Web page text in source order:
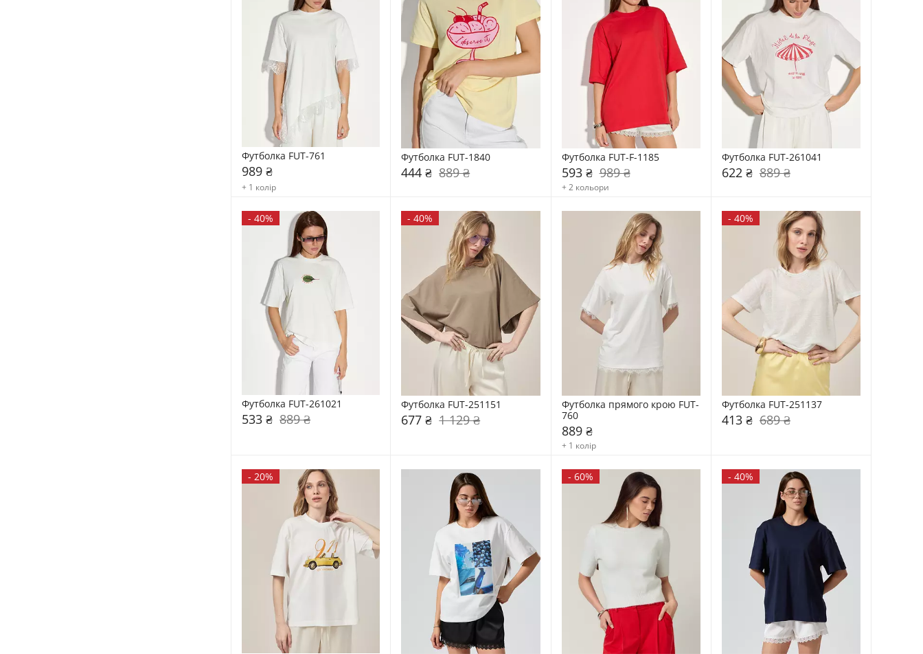
Футболка FUT-761
989 ₴
+ 1 колір
Футболка FUT-1840
444 ₴ 889 ₴
Футболка FUT-F-1185
593 ₴ 989 ₴
+ 2 кольори
Футболка FUT-261041
622 ₴ 889 ₴
- 40%
Футболка FUT-261021
533 ₴ 889 ₴
-40%
Футболка FUT-251151
677 ₴ 1 129 ₴
Футболка прямого крою FUT-
760
889 ₴
+ 1 колір
- 40%
Футболка FUT-251137
413 ₴ 689 ₴
- 20% - 60% - 40%